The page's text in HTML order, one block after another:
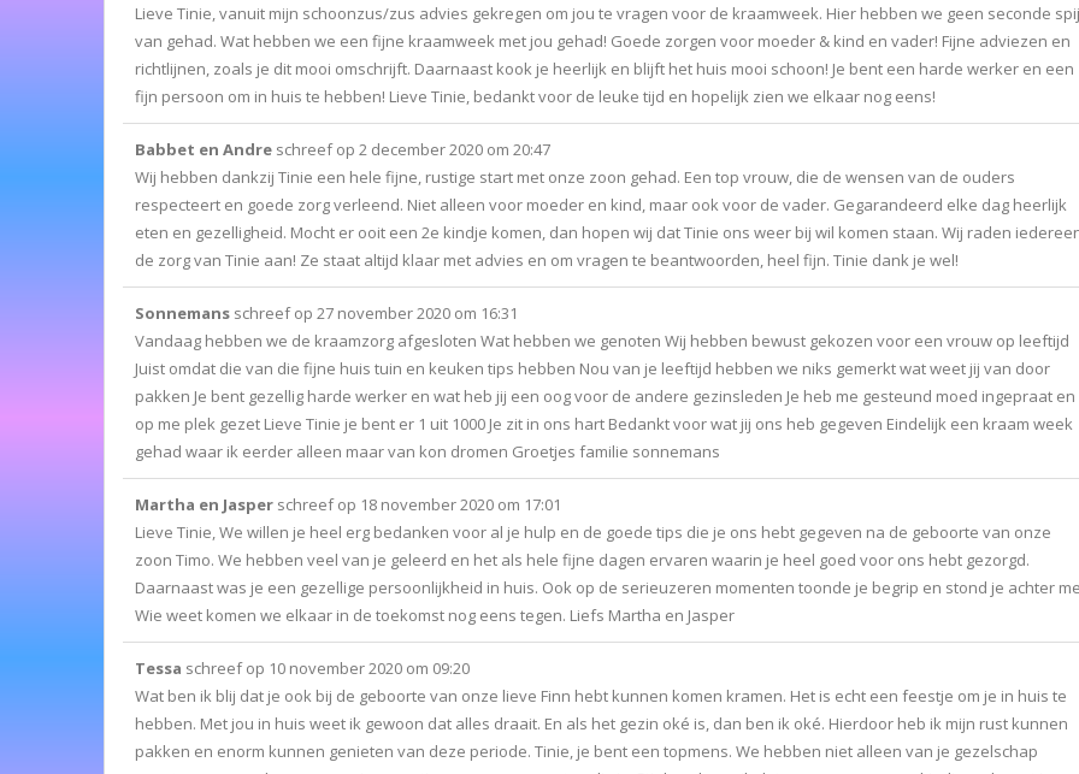
Lieve Tinie, vanuit mijn schoonzus/zus advies gekregen om jou te vragen voor de kraamweek. Hier hebben we geen seconde
van gehad. Wat hebben we een fijne kraamweek met jou gehad! Goede zorgen voor moeder & kind en vader! Fijne adviezen en
richtlijnen, zoals je dit mooi omschrijft. Daarnaast kook je heerlijk en blijft het huis mooi schoon! Je bent een harde werker en een
fijn persoon om in huis te hebben! Lieve Tinie, bedankt voor de leuke tijd en hopelijk zien we elkaar nog eens!
Babbet en Andre schreef op 2 december 2020 om 20:47
Wij hebben dankzij Tinie een hele fijne, rustige start met onze zoon gehad. Een top vrouw, die de wensen van de ouders
respecteert en goede zorg verleend. Niet alleen voor moeder en kind, maar ook voor de vader. Gegarandeerd elke dag heerlijk
eten en gezelligheid. Mocht er ooit een 2e kindje komen, dan hopen wij dat Tinie ons weer bij wil komen staan. Wij raden
de zorg van Tinie aan! Ze staat altijd klaar met advies en om vragen te beantwoorden, heel fijn. Tinie dank je wel!
Sonnemans schreef op 27 november 2020 om 16:31
Vandaag hebben we de kraamzorg afgesloten Wat hebben we genoten Wij hebben bewust gekozen voor een vrouw op leeftijd
Juist omdat die van die fijne huis tuin en keuken tips hebben Nou van je leeftijd hebben we niks gemerkt wat weet jij van door
pakken Je bent gezellig harde werker en wat heb jij een oog voor de andere gezinsleden Je heb me gesteund moed ingepraat en
op me plek gezet Lieve Tinie je bent er 1 uit 1000 Je zit in ons hart Bedankt voor wat jij ons heb gegeven Eindelijk een kraam week
gehad waar ik eerder alleen maar van kon dromen Groetjes familie sonnemans
Martha en Jasper schreef op 18 november 2020 om 17:01
Lieve Tinie, We willen je heel erg bedanken voor al je hulp en de goede tips die je ons hebt gegeven na de geboorte van onze
zoon Timo. We hebben veel van je geleerd en het als hele fijne dagen ervaren waarin je heel goed voor ons hebt gezorgd.
Daarnaast was je een gezellige persoonlijkheid in huis. Ook op de serieuzeren momenten toonde je begrip en stond je achter
Wie weet komen we elkaar in de toekomst nog eens tegen. Liefs Martha en Jasper
Tessa schreef op 10 november 2020 om 09:20
Wat ben ik blij dat je ook bij de geboorte van onze lieve Finn hebt kunnen komen kramen. Het is echt een feestje om je in huis te
hebben. Met jou in huis weet ik gewoon dat alles draait. En als het gezin oké is, dan ben ik oké. Hierdoor heb ik mijn rust kunnen
pakken en enorm kunnen genieten van deze periode. Tinie, je bent een topmens. We hebben niet alleen van je gezelschap